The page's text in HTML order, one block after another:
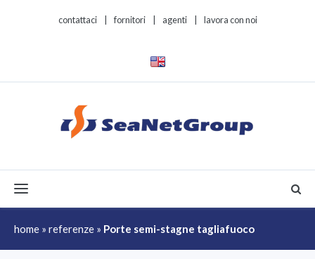
contattaci fornitori agenti lavora con noi
Toggle navigation
home » referenze » Porte semi-stagne tagliafuoco